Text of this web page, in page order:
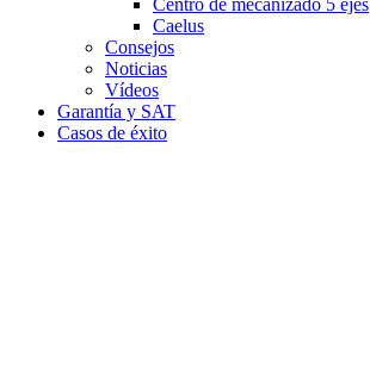
Centro de mecanizado 5 ejes
Caelus
Consejos
Noticias
Vídeos
Garantía y SAT
Casos de éxito